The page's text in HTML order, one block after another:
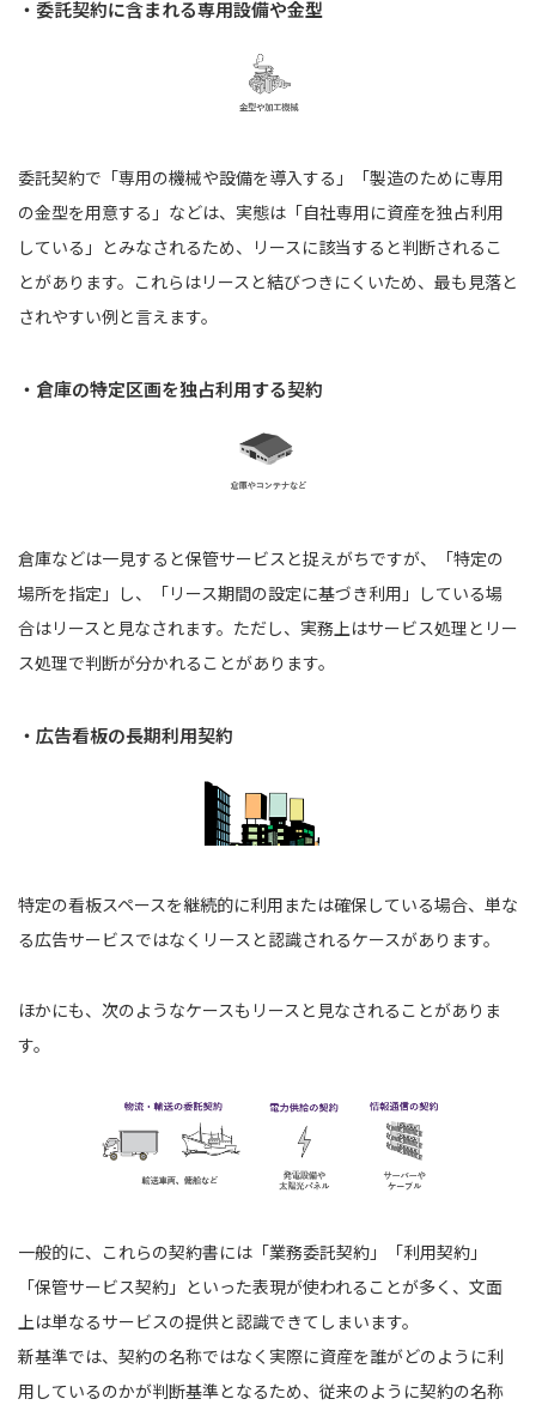
・委託契約に含まれる専用設備や金型
委託契約で「専用の機械や設備を導入する」「製造のために専用
の金型を用意する」などは、実態は「自社専用に資産を独占利用
している」とみなされるため、リースに該当すると判断されるこ
とがあります。これらはリースと結びつきにくいため、最も見落と
されやすい例と言えます。
・倉庫の特定区画を独占利用する契約
倉庫などは一見すると保管サービスと捉えがちですが、「特定の
場所を指定」し、「リース期間の設定に基づき利用」している場
合はリースと見なされます。ただし、実務上はサービス処理とリー
ス処理で判断が分かれることがあります。
・広告看板の長期利用契約
特定の看板スペースを継続的に利用または確保している場合、単な
る広告サービスではなくリースと認識されるケースがあります。
ほかにも、次のようなケースもリースと見なされることがありま
す。
一般的に、これらの契約書には「業務委託契約」「利用契約」
「保管サービス契約」といった表現が使われることが多く、文面
上は単なるサービスの提供と認識できてしまいます。
新基準では、契約の名称ではなく実際に資産を誰がどのように利
用しているのかが判断基準となるため、従来のように契約の名称